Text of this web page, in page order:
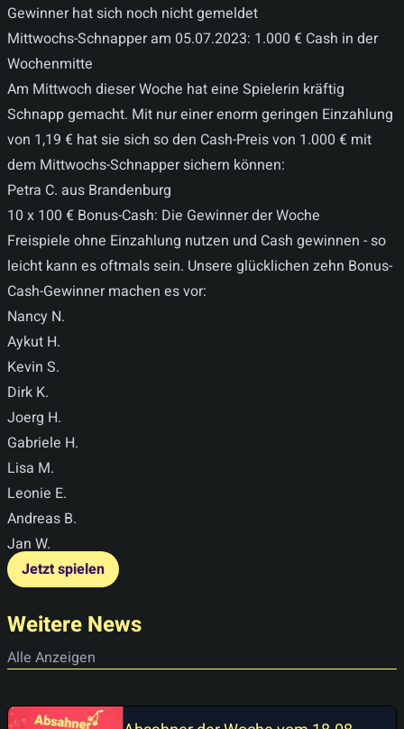
Gewinner hat sich noch nicht gemeldet
Mittwochs-Schnapper am 05.07.2023: 1.000 € Cash in der
Wochenmitte
Am Mittwoch dieser Woche hat eine Spielerin kräftig
Schnapp gemacht. Mit nur einer enorm geringen Einzahlung
von 1,19 € hat sie sich so den Cash-Preis von 1.000 € mit
dem Mittwochs-Schnapper sichern können:
Petra C. aus Brandenburg
10 x 100 € Bonus-Cash: Die Gewinner der Woche
Freispiele ohne Einzahlung nutzen und Cash gewinnen - so
leicht kann es oftmals sein. Unsere glücklichen zehn Bonus-
Cash-Gewinner machen es vor:
Nancy N.
Aykut H.
Kevin S.
Dirk K.
Joerg H.
Gabriele H.
Lisa M.
Leonie E.
Andreas B.
Jan W.
Jetzt spielen
Weitere News
Alle Anzeigen